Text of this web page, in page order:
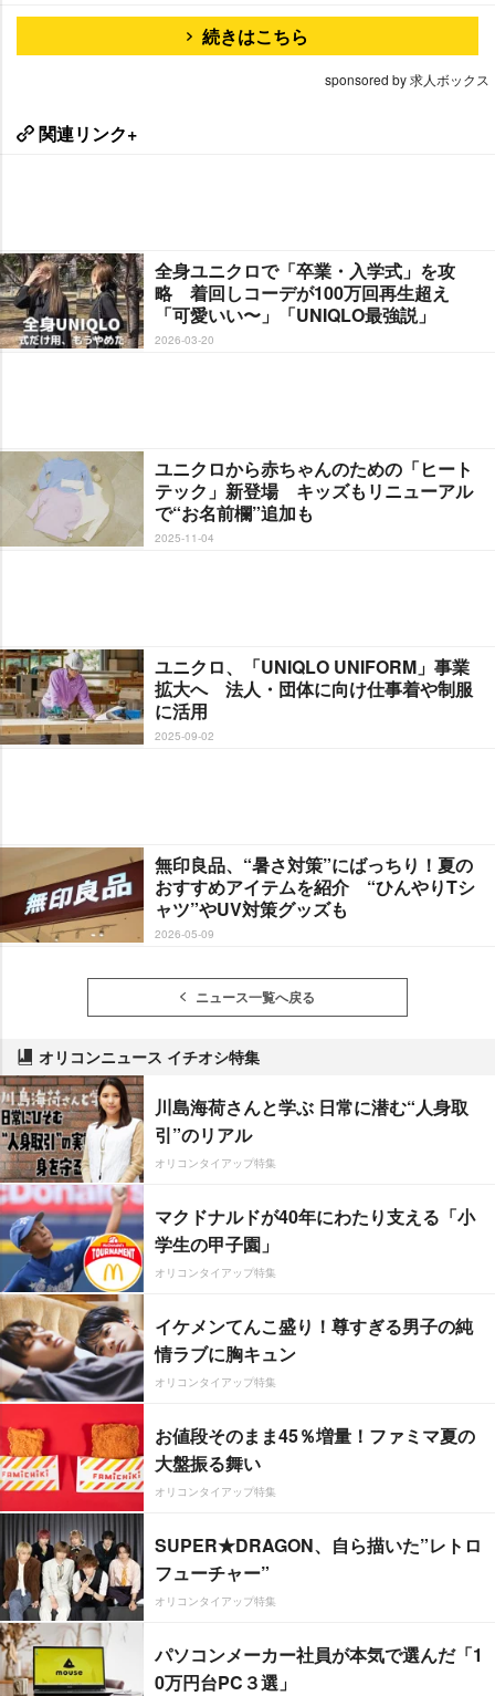
続きはこちら
sponsored by 求人ボックス
関連リンク+
全身ユニクロで「卒業・入学式」を攻
略 着回しコーデが100万回再生超え
「可愛いい〜」「UNIQLO最強説」
2026-03-20
ユニクロから赤ちゃんのための「ヒート
テック」新登場 キッズもリニューアル
で“お名前欄”追加も
2025-11-04
ユニクロ、「UNIQLO UNIFORM」事業
拡大へ 法人・団体に向け仕事着や制服
に活用
2025-09-02
無印良品、“暑さ対策”にばっちり！夏の
おすすめアイテムを紹介 “ひんやりTシ
ャツ”やUV対策グッズも
2026-05-09
ニュース一覧へ戻る
オリコンニュース イチオシ特集
川島海荷さんと学ぶ 日常に潜む“人身取
引”のリアル
オリコンタイアップ特集
マクドナルドが40年にわたり支える「小
学生の甲子園」
オリコンタイアップ特集
イケメンてんこ盛り！尊すぎる男子の純
情ラブに胸キュン
オリコンタイアップ特集
お値段そのまま45％増量！ファミマ夏の
大盤振る舞い
オリコンタイアップ特集
SUPER★DRAGON、自ら描いた”レトロ
フューチャー”
オリコンタイアップ特集
パソコンメーカー社員が本気で選んだ「1
0万円台PC３選」